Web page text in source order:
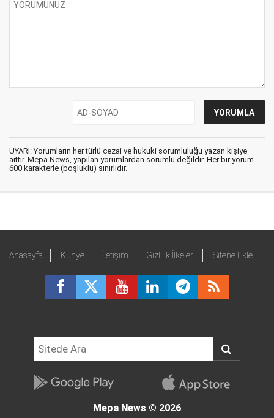
UYARI: Yorumların her türlü cezai ve hukuki sorumluluğu yazan kişiye
aittir. Mepa News, yapılan yorumlardan sorumlu değildir. Her bir yorum
600 karakterle (boşluklu) sınırlıdır.
Anasayfa Künye İletişim Gizlilik İlkeleri Sitene Ekle
Mepa News © 2026